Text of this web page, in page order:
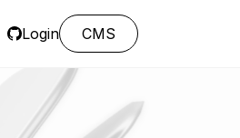
Login CMS